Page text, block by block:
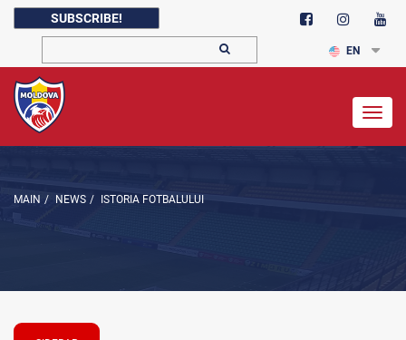
SUBSCRIBE!
EN
MAIN / NEWS / ISTORIA FOTBALULUI